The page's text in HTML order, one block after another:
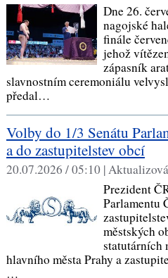
Dne 26.
nagojské
finále
jehož
zápasník
slavnostním ceremoniálu
předal…
Volby do 1/3 Senátu
a do zastupitelstev obcí
20.07.2026 / 05:10 |
Prezident
Parlamentu
městských
statutárních
hlavního města Prahy a
…